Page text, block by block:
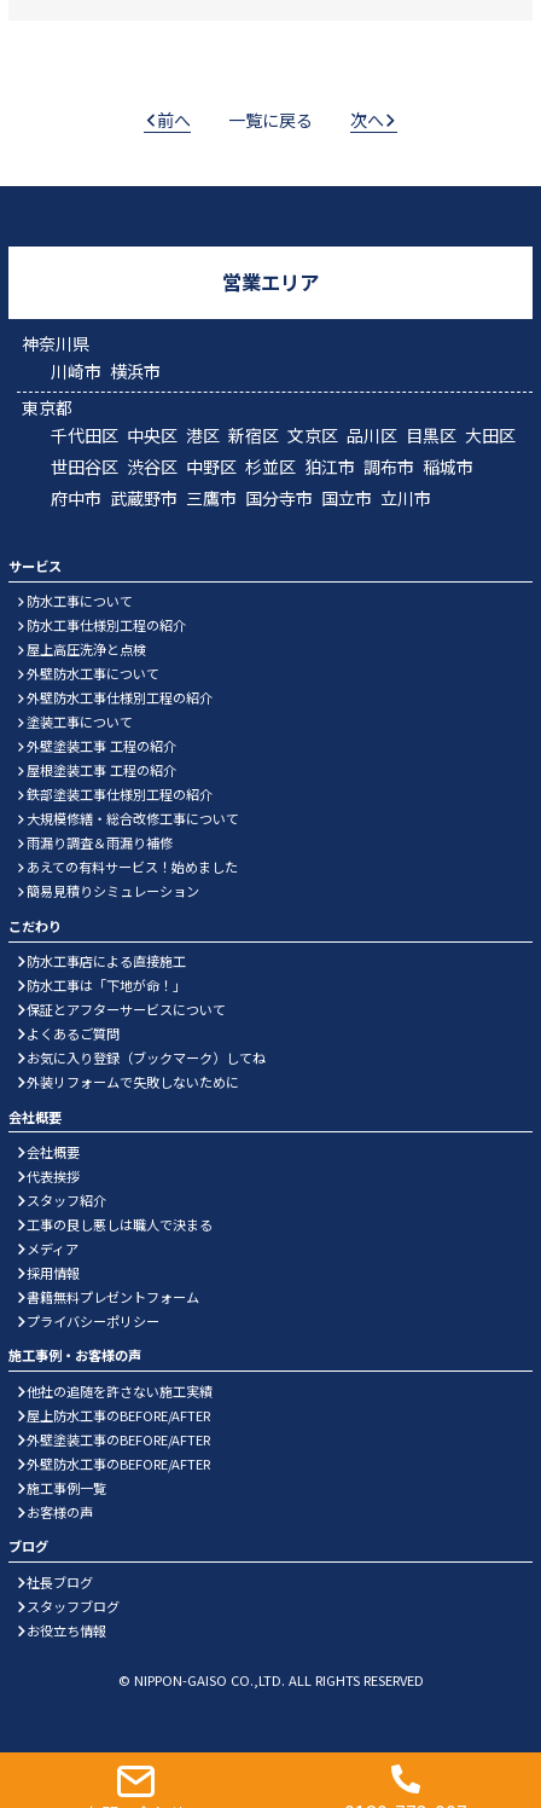
前へ 一覧に戻る 次へ
営業エリア
神奈川県
川崎市 横浜市
東京都
千代田区 中央区 港区 新宿区 文京区 品川区 目黒区 大田区
世田谷区 渋谷区 中野区 杉並区 狛江市 調布市 稲城市
府中市 武蔵野市 三鷹市 国分寺市 国立市 立川市
サービス
防水工事について
防水工事仕様別工程の紹介
屋上高圧洗浄と点検
外壁防水工事について
外壁防水工事仕様別工程の紹介
塗装工事について
外壁塗装工事 工程の紹介
屋根塗装工事 工程の紹介
鉄部塗装工事仕様別工程の紹介
大規模修繕・総合改修工事について
雨漏り調査＆雨漏り補修
あえての有料サービス！始めました
簡易見積りシミュレーション
こだわり
防水工事店による直接施工
防水工事は「下地が命！」
保証とアフターサービスについて
よくあるご質問
お気に入り登録（ブックマーク）してね
外装リフォームで失敗しないために
会社概要
会社概要
代表挨拶
スタッフ紹介
工事の良し悪しは職人で決まる
メディア
採用情報
書籍無料プレゼントフォーム
プライバシーポリシー
施工事例・お客様の声
他社の追随を許さない施工実績
屋上防水工事のBEFORE/AFTER
外壁塗装工事のBEFORE/AFTER
外壁防水工事のBEFORE/AFTER
施工事例一覧
お客様の声
ブログ
社長ブログ
スタッフブログ
お役立ち情報
© NIPPON-GAISO CO.,LTD. ALL RIGHTS RESERVED